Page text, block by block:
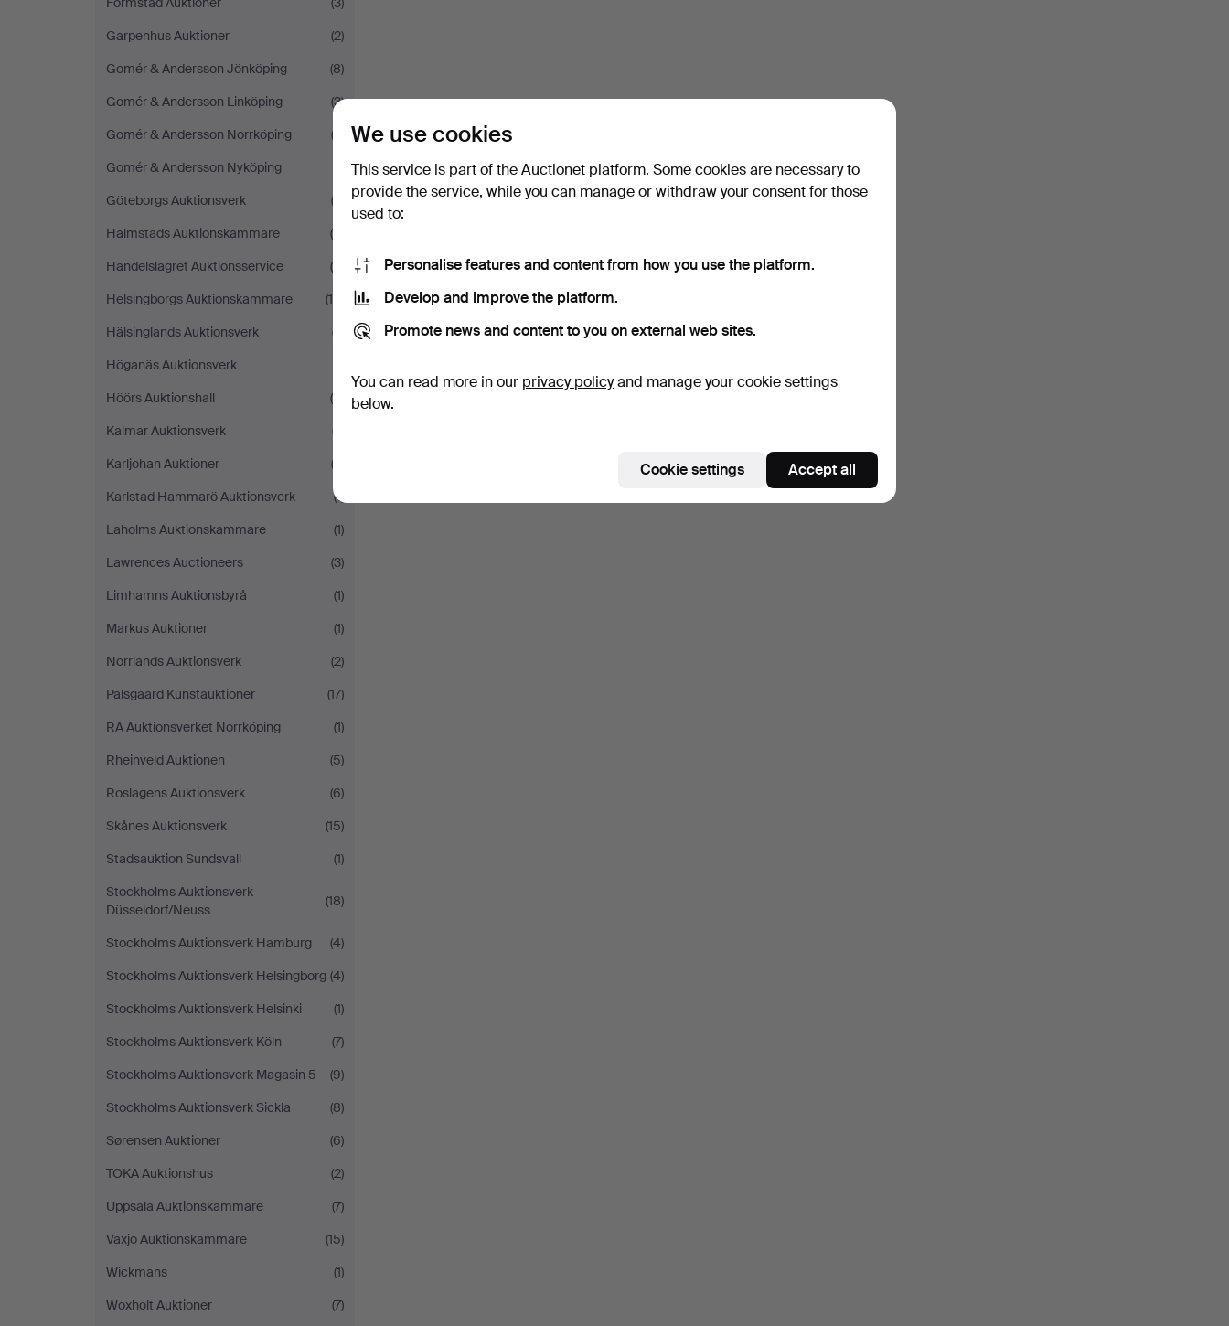
Garpenhus Auktioner
(2)
Gomér & Andersson Jönköping
(8)
Gomér & Andersson Linköping
(3)
Gomér & Andersson Norrköping
(3)
Gomér & Andersson Nyköping
Göteborgs Auktionsverk
(2)
Halmstads Auktionskammare
(9)
Handelslagret Auktionsservice
(5)
Helsingborgs Auktionskammare
(15)
Hälsinglands Auktionsverk
(7)
Höganäs Auktionsverk
Höörs Auktionshall
(5)
Kalmar Auktionsverk
(7)
Karljohan Auktioner
(3)
Karlstad Hammarö Auktionsverk
(1)
Laholms Auktionskammare
(1)
Lawrences Auctioneers
(3)
Limhamns Auktionsbyrå
(1)
Markus Auktioner
(1)
Norrlands Auktionsverk
(2)
Palsgaard Kunstauktioner
(17)
RA Auktionsverket Norrköping
(1)
Rheinveld Auktionen
(5)
Roslagens Auktionsverk
(6)
Skånes Auktionsverk
(15)
Stadsauktion Sundsvall
(1)
Stockholms Auktionsverk
Düsseldorf/Neuss
(18)
Stockholms Auktionsverk Hamburg
(4)
Stockholms Auktionsverk Helsingborg (4)
Stockholms Auktionsverk Helsinki
(1)
Stockholms Auktionsverk Köln
(7)
Stockholms Auktionsverk Magasin 5
(9)
Stockholms Auktionsverk Sickla
(8)
Sørensen Auktioner
(6)
TOKA Auktionshus
(2)
Uppsala Auktionskammare
(7)
Växjö Auktionskammare
(15)
Wickmans
(1)
Woxholt Auktioner
(7)
We use cookies
This service is part of the Auctionet platform. Some cookies are necessary to
provide the service, while you can manage or withdraw your consent for those
used to:
Personalise features and content from how you use the platform.
Develop and improve the platform.
Promote news and content to you on external web sites.
You can read more in our privacy policyand manage your cookie settings
below.
Cookie settings Accept all